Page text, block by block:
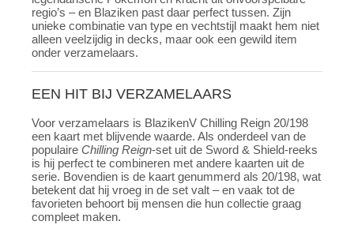
regio’s – en Blaziken past daar perfect tussen. Zijn
unieke combinatie van type en vechtstijl maakt hem niet
alleen veelzijdig in decks, maar ook een gewild item
onder verzamelaars.
EEN HIT BIJ VERZAMELAARS
Voor verzamelaars is BlazikenV Chilling Reign 20/198
een kaart met blijvende waarde. Als onderdeel van de
populaire Chilling Reign-set uit de Sword & Shield-reeks
is hij perfect te combineren met andere kaarten uit de
serie. Bovendien is de kaart genummerd als 20/198, wat
betekent dat hij vroeg in de set valt – en vaak tot de
favorieten behoort bij mensen die hun collectie graag
compleet maken.